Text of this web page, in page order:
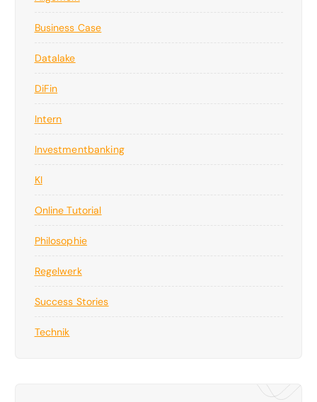
Business Case
Datalake
DiFin
Intern
Investmentbanking
KI
Online Tutorial
Philosophie
Regelwerk
Success Stories
Technik